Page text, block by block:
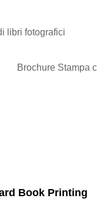
libri fotografici
Brochure Stampa
Book Printing